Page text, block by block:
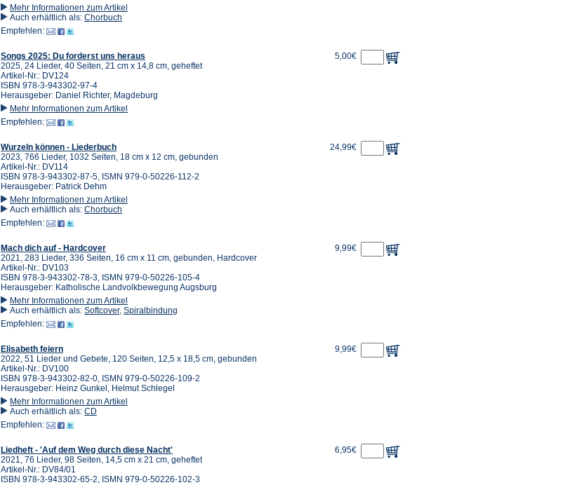
Mehr Informationen zum Artikel
Auch erhältlich als: Chorbuch
Empfehlen:
Songs 2025: Du forderst uns heraus
2025, 24 Lieder, 40 Seiten, 21 cm x 14,8 cm, geheftet
Artikel-Nr.: DV124
ISBN 978-3-943302-97-4
Herausgeber: Daniel Richter, Magdeburg
Mehr Informationen zum Artikel
Empfehlen:
5,00€
Wurzeln können - Liederbuch
2023, 766 Lieder, 1032 Seiten, 18 cm x 12 cm, gebunden
Artikel-Nr.: DV114
ISBN 978-3-943302-87-5, ISMN 979-0-50226-112-2
Herausgeber: Patrick Dehm
Mehr Informationen zum Artikel
Auch erhältlich als: Chorbuch
Empfehlen:
24,99€
Mach dich auf - Hardcover
2021, 283 Lieder, 336 Seiten, 16 cm x 11 cm, gebunden, Hardcover
Artikel-Nr.: DV103
ISBN 978-3-943302-78-3, ISMN 979-0-50226-105-4
Herausgeber: Katholische Landvolkbewegung Augsburg
Mehr Informationen zum Artikel
Auch erhältlich als: Softcover, Spiralbindung
Empfehlen:
9,99€
Elisabeth feiern
2022, 51 Lieder und Gebete, 120 Seiten, 12,5 x 18,5 cm, gebunden
Artikel-Nr.: DV100
ISBN 978-3-943302-82-0, ISMN 979-0-50226-109-2
Herausgeber: Heinz Gunkel, Helmut Schlegel
Mehr Informationen zum Artikel
Auch erhältlich als: CD
Empfehlen:
9,99€
Liedheft - 'Auf dem Weg durch diese Nacht'
2021, 76 Lieder, 98 Seiten, 14,5 cm x 21 cm, geheftet
Artikel-Nr.: DV84/01
ISBN 978-3-943302-65-2, ISMN 979-0-50226-102-3
6,95€